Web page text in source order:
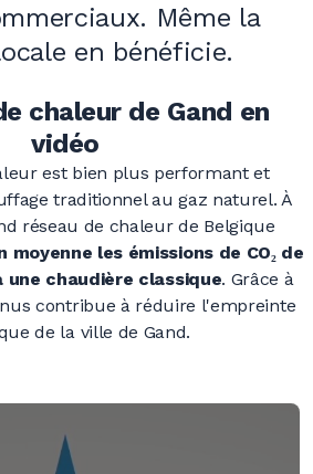
Même la
en bénéficie.
chaleur de Gand en
vidéo
est bien plus performant et
traditionnel au gaz naturel. À
réseau de chaleur de Belgique
moyenne les émissions de CO₂ de
une chaudière classique. Grâce à
contribue à réduire l'empreinte
de la ville de Gand.